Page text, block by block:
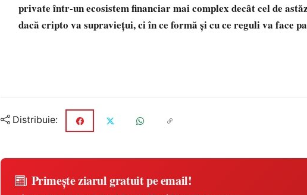
private într-un ecosistem financiar mai complex decât cel de
dacă cripto va supraviețui, ci în ce formă și cu ce reguli va face
Distribuie:
Primește ziarul gratuit pe email!